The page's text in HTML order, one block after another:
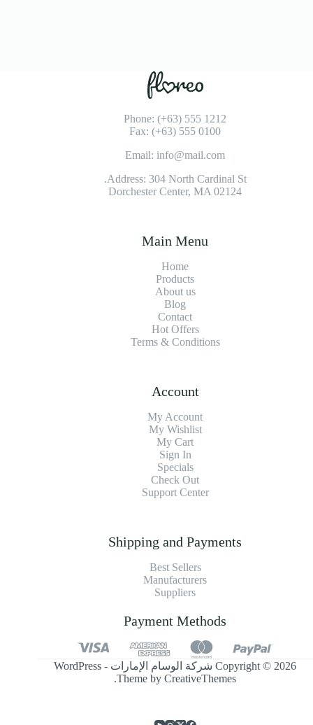
Phone: (+63) 555 1212
Fax: (+63) 555 0100
Email: info@mail.com
Address: 304 North Cardinal St.
Dorchester Center, MA 02124
Main Menu
Home
Products
About us
Blog
Contact
Hot Offers
Terms & Conditions
Account
My Account
My Wishlist
My Cart
Sign In
Specials
Check Out
Support Center
Shipping and Payments
Best Sellers
Manufacturers
Suppliers
Payment Methods
Copyright © 2026 شركة الوسام الإمارات - WordPress
Theme byCreativeThemes
.